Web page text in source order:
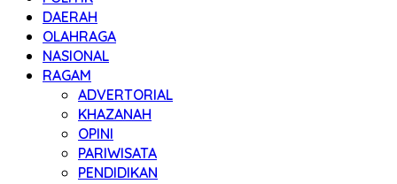
DAERAH
OLAHRAGA
NASIONAL
RAGAM
ADVERTORIAL
KHAZANAH
OPINI
PARIWISATA
PENDIDIKAN